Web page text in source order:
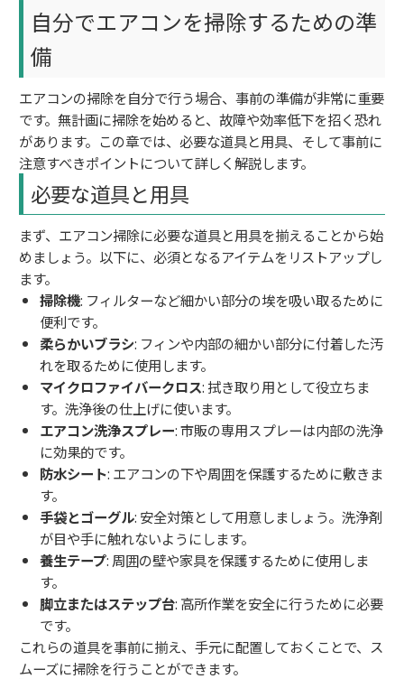
自分でエアコンを掃除するための準
備
エアコンの掃除を自分で行う場合、事前の準備が非常に重要
です。無計画に掃除を始めると、故障や効率低下を招く恐れ
があります。この章では、必要な道具と用具、そして事前に
注意すべきポイントについて詳しく解説します。
必要な道具と用具
まず、エアコン掃除に必要な道具と用具を揃えることから始
めましょう。以下に、必須となるアイテムをリストアップし
ます。
掃除機: フィルターなど細かい部分の埃を吸い取るために
便利です。
柔らかいブラシ: フィンや内部の細かい部分に付着した汚
れを取るために使用します。
マイクロファイバークロス: 拭き取り用として役立ちま
す。洗浄後の仕上げに使います。
エアコン洗浄スプレー: 市販の専用スプレーは内部の洗浄
に効果的です。
防水シート: エアコンの下や周囲を保護するために敷きま
す。
手袋とゴーグル: 安全対策として用意しましょう。洗浄剤
が目や手に触れないようにします。
養生テープ: 周囲の壁や家具を保護するために使用しま
す。
脚立またはステップ台: 高所作業を安全に行うために必要
です。
これらの道具を事前に揃え、手元に配置しておくことで、ス
ムーズに掃除を行うことができます。